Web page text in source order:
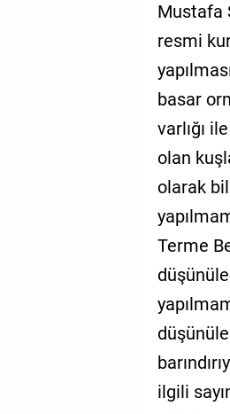
Mustafa
resmi
basar
varlığı
olan
olarak
Terme
ilgili